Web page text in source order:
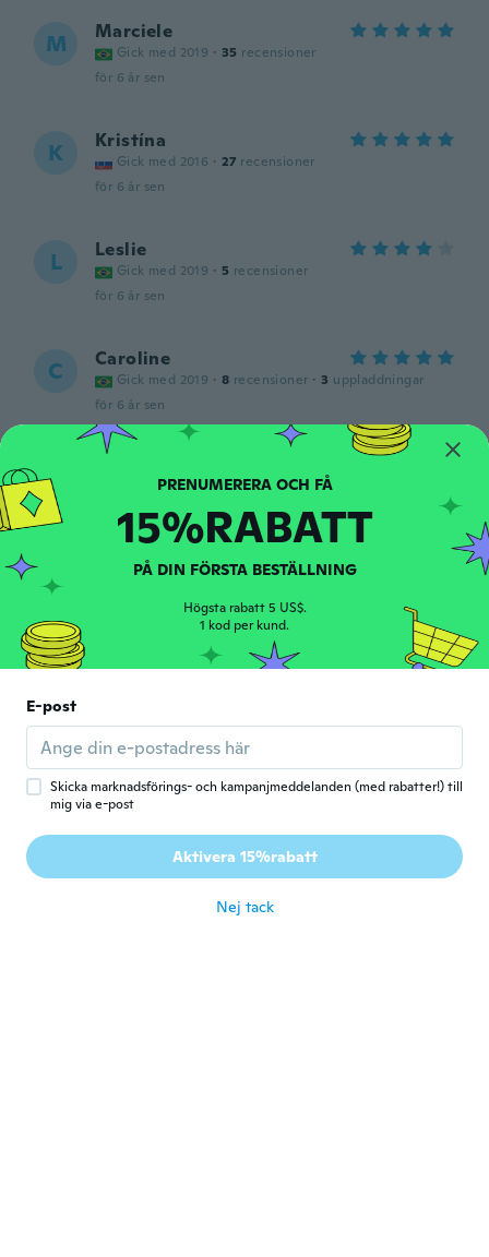
M Marciele
Gick med 2019 · 35 recensioner
för 6 år sen
K Kristína
Gick med 2016 · 27 recensioner
för 6 år sen
L Leslie
Gick med 2019 · 5 recensioner
för 6 år sen
C Caroline
Gick med 2019 · 8 recensioner · 3 uppladdningar
för 6 år sen
A Gick med 2018 · 12 recensioner
för 6 år sen
B
M Gick med 2019 · 14 recensioner
São muito fofas, todas funcionando
Daniele
Gick med 2015 · 25 recensioner
PRENUMERERA OCH FÅ
15%RABATT
PÅ DIN FÖRSTA BESTÄLLNING
Högsta rabatt 5 US$.
1 kod per kund.
E-post
Skicka marknadsförings- och kampanjmeddelanden (med rabatter!) till
mig via e-post
Aktivera 15%rabatt
Nej tack